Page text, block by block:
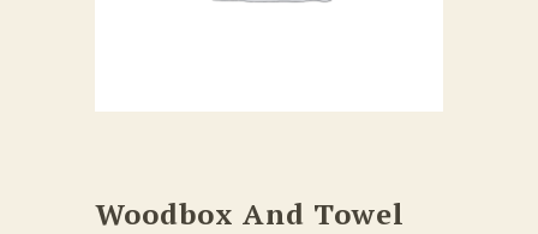
Woodbox And Towel